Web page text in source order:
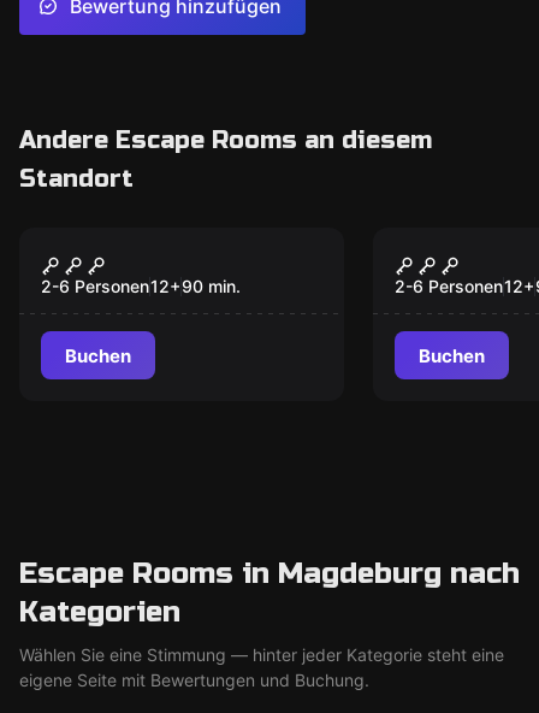
Bewertung hinzufügen
Andere Escape Rooms an diesem
Standort
Neu
al9010
2-6 Personen12+90 min.
Buchen
Neu
Carries
2-6 Personen12+
Buchen
Escape Rooms in Magdeburg nach
Kategorien
Wählen Sie eine Stimmung — hinter jeder Kategorie steht eine
eigene Seite mit Bewertungen und Buchung.